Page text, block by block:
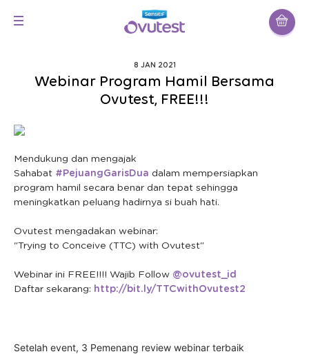
8 JAN 2021
Webinar Program Hamil Bersama
Ovutest, FREE!!!
Mendukung dan mengajak
Sahabat #PejuangGarisDua dalam mempersiapkan
program hamil secara benar dan tepat sehingga
meningkatkan peluang hadirnya si buah hati.
Ovutest mengadakan webinar:
"Trying to Conceive (TTC) with Ovutest"
Webinar ini FREE!!!! Wajib Follow @ovutest_id
Daftar sekarang: http://bit.ly/TTCwithOvutest2
Setelah event, 3 Pemenang review webinar terbaik